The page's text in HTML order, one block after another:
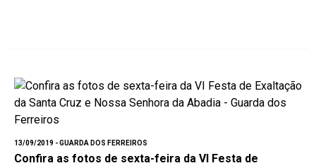
13/09/2019 - GUARDA DOS FERREIROS
Confira as fotos de sexta-feira da VI Festa de